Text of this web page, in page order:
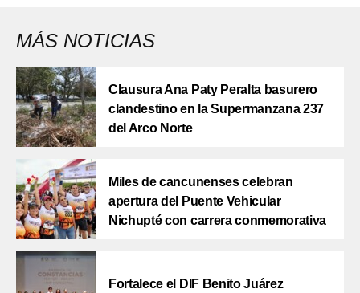
MÁS NOTICIAS
Clausura Ana Paty Peralta basurero
clandestino en la Supermanzana 237
del Arco Norte
Miles de cancunenses celebran
apertura del Puente Vehicular
Nichupté con carrera conmemorativa
Fortalece el DIF Benito Juárez